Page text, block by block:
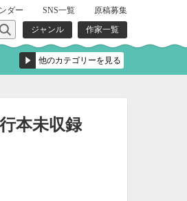
ダー SNS一覧
原稿募集
ジャンル
作家一覧
本未収録